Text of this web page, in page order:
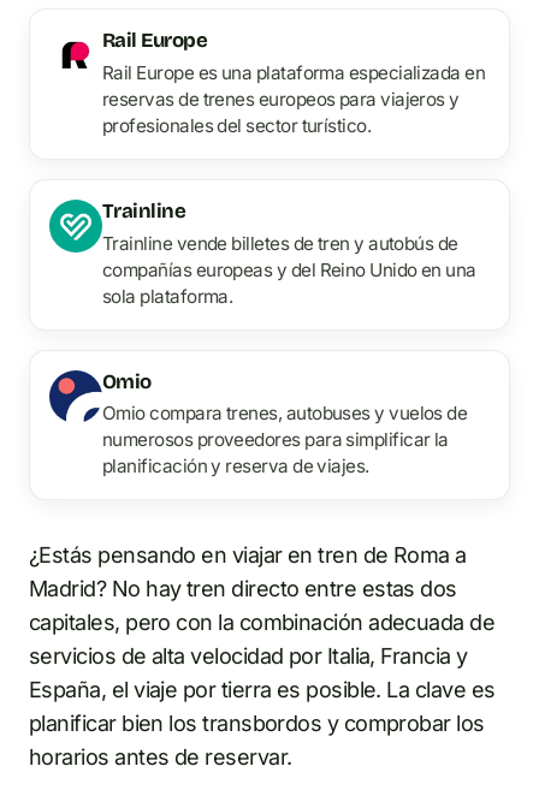
Rail Europe
Rail Europe es una plataforma especializada en
reservas de trenes europeos para viajeros y
profesionales del sector turístico.
Trainline
Trainline vende billetes de tren y autobús de
compañías europeas y del Reino Unido en una
sola plataforma.
Omio
Omio compara trenes, autobuses y vuelos de
numerosos proveedores para simplificar la
planificación y reserva de viajes.
¿Estás pensando en viajar en tren de Roma a
Madrid? No hay tren directo entre estas dos
capitales, pero con la combinación adecuada de
servicios de alta velocidad por Italia, Francia y
España, el viaje por tierra es posible. La clave es
planificar bien los transbordos y comprobar los
horarios antes de reservar.